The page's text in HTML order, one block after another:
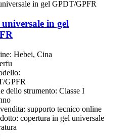
in gel
Hebei, Cina
GPFR
dello strumento: Classe I
supporto tecnico online
copertura in gel universale